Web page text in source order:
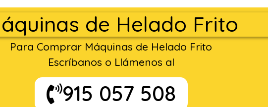
de Helado Frito
Para Comprar Máquinas de Helado Frito
Escríbanos o Llámenos al
915 057 508